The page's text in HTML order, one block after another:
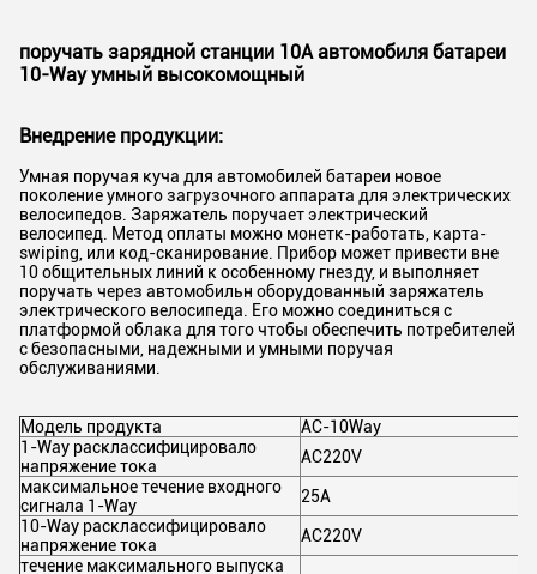
поручать зарядной станции 10A автомобиля батареи
10-Way умный высокомощный
Внедрение продукции:
Умная поручая куча для автомобилей батареи новое
поколение умного загрузочного аппарата для электрических
велосипедов. Заряжатель поручает электрический
велосипед. Метод оплаты можно монетк-работать, карта-
swiping, или код-сканирование. Прибор может привести вне
10 общительных линий к особенному гнезду, и выполняет
поручать через автомобильн оборудованный заряжатель
электрического велосипеда. Его можно соединиться с
платформой облака для того чтобы обеспечить потребителей
с безопасными, надежными и умными поручая
обслуживаниями.
Модель продукта
AC-10Way
1-Way расклассифицировало
напряжение тока
AC220V
максимальное течение входного
сигнала 1-Way
25A
10-Way расклассифицировало
напряжение тока
AC220V
течение максимального выпуска